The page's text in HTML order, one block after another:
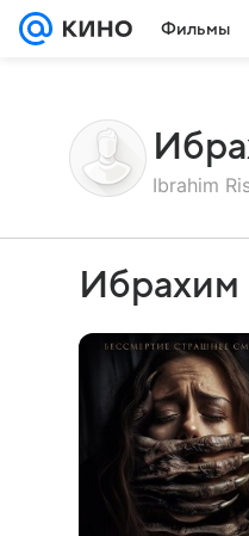
Фильмы
Ibrahim
Ибрахим